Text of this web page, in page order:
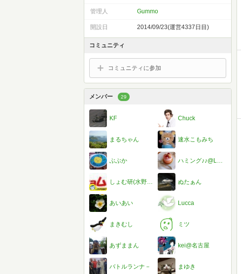
管理人 Gummo
開設日 2014/09/23(運営4337日目)
コミュニティ
コミュニティに参加
メンバー 29
KF Chuck
まるちゃん 速水こもみち
ぶぶか ハミング♪♪@LIVE ON LIVE
しょむ研(水野松太朗)†選挙マニア！？ ぬたぁん
あいあい Lucca
まきむし ミツ
あずままん kei@名古屋
バトルランナ－ まゆき